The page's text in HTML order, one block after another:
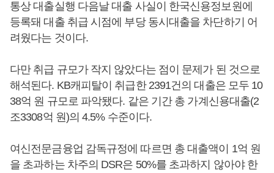
통상 대출실행 다음날 대출 사실이 한국신용정보원에
등록돼 대출 취급 시점에 부당 동시대출을 차단하기 어
려웠다는 것이다.
다만 취급 규모가 작지 않았다는 점이 문제가 된 것으로
해석된다. KB캐피탈이 취급한 2391건의 대출은 모두 10
38억 원 규모로 파악됐다. 같은 기간 총 가계신용대출(2
조3308억 원)의 4.5% 수준이다.
여신전문금융업 감독규정에 따르면 총 대출액이 1억 원
을 초과하는 차주의 DSR은 50%를 초과하지 않아야 한